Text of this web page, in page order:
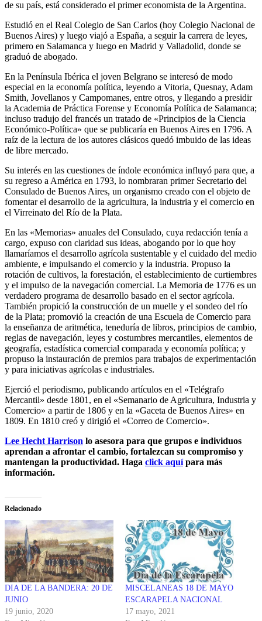
de su país, está considerado el primer economista de la Argentina.
Estudió en el Real Colegio de San Carlos (hoy Colegio Nacional de
Buenos Aires) y luego viajó a España, a seguir la carrera de leyes,
primero en Salamanca y luego en Madrid y Valladolid, donde se
graduó de abogado.
En la Península Ibérica el joven Belgrano se interesó de modo
especial en la economía política, leyendo a Vitoria, Quesnay, Adam
Smith, Jovellanos y Campomanes, entre otros, y llegando a presidir
la Academia de Práctica Forense y Economía Política de Salamanca;
incluso tradujo del francés un tratado de «Principios de la Ciencia
Económico-Política» que se publicaría en Buenos Aires en 1796. A
raíz de la lectura de los autores clásicos quedó imbuido de las ideas
de libre mercado.
Su interés en las cuestiones de índole económica influyó para que, a
su regreso a América en 1793, lo nombraran primer Secretario del
Consulado de Buenos Aires, un organismo creado con el objeto de
fomentar el desarrollo de la agricultura, la industria y el comercio en
el Virreinato del Río de la Plata.
En las «Memorias» anuales del Consulado, cuya redacción tenía a
cargo, expuso con claridad sus ideas, abogando por lo que hoy
llamaríamos el desarrollo agrícola sustentable y el cuidado del medio
ambiente, e impulsando el comercio y la industria. Propuso la
rotación de cultivos, la forestación, el establecimiento de curtiembres
y el impulso de la navegación comercial. La Memoria de 1776 es un
verdadero programa de desarrollo basado en el sector agrícola.
También propició la construcción de un muelle y el sondeo del río
de la Plata; promovió la creación de una Escuela de Comercio para
la enseñanza de aritmética, teneduría de libros, principios de cambio,
reglas de navegación, leyes y costumbres mercantiles, elementos de
geografía, estadística comercial comparada y economía política; y
propuso la instauración de premios para trabajos de experimentación
y para iniciativas agrícolas e industriales.
Ejerció el periodismo, publicando artículos en el «Telégrafo
Mercantil» desde 1801, en el «Semanario de Agricultura, Industria y
Comercio» a partir de 1806 y en la «Gaceta de Buenos Aires» en
1809. En 1810 creó y dirigió el «Correo de Comercio».
Lee Hecht Harrison lo asesora para que grupos e individuos
aprendan a afrontar el cambio, fortalezcan su compromiso y
mantengan la productividad. Haga click aquípara más
información.
Relacionado
DIA DE LA BANDERA: 20 DE
JUNIO
19 junio, 2020
MISCELANEAS 18 DE MAYO
ESCARAPELA NACIONAL
17 mayo, 2021